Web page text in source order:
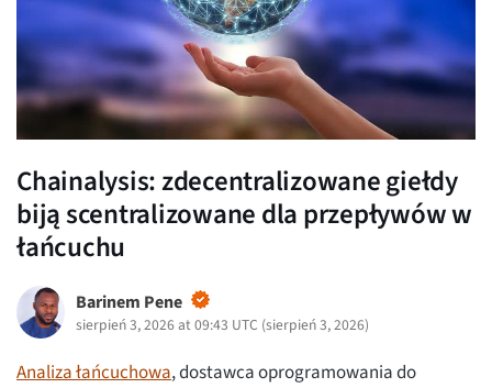
Chainalysis: zdecentralizowane giełdy
biją scentralizowane dla przepływów w
łańcuchu
Barinem Pene
sierpień 3, 2026 at 09:43 UTC (sierpień 3, 2026)
Analiza łańcuchowa, dostawca oprogramowania do